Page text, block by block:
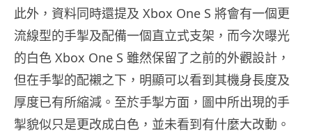
此外，資料同時還提及 Xbox One S 將會有一個更
流線型的手掣及配備一個直立式支架，而今次曝光
的白色 Xbox One S 雖然保留了之前的外觀設計，
但在手掣的配襯之下，明顯可以看到其機身長度及
厚度已有所縮減。至於手掣方面，圖中所出現的手
掣貌似只是更改成白色，並未看到有什麼大改動。